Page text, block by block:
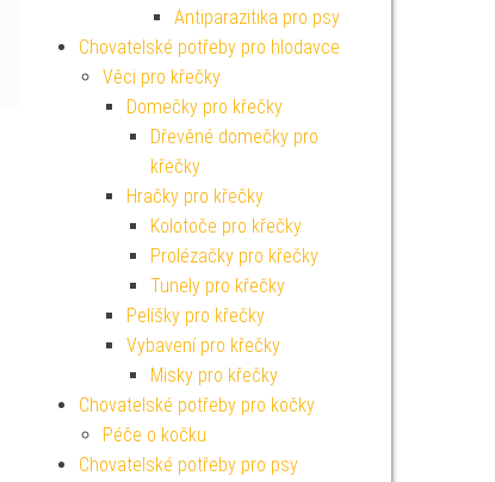
Antiparazitika pro psy
Chovatelské potřeby pro hlodavce
Věci pro křečky
Domečky pro křečky
Dřevěné domečky pro
křečky
Hračky pro křečky
Kolotoče pro křečky
Prolézačky pro křečky
Tunely pro křečky
Pelíšky pro křečky
Vybavení pro křečky
Misky pro křečky
Chovatelské potřeby pro kočky
Péče o kočku
Chovatelské potřeby pro psy